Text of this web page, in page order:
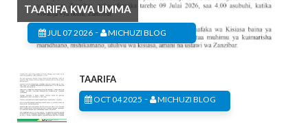
TAARIFA KWA UMMA
JUL 07 2026 - MICHUZI BLOG
TAARIFA
OCT 04 2025 - MICHUZI BLOG